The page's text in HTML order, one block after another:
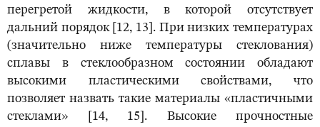
перегретой жидкости, в которой отсутствует
дальний порядок [12, 13]. При низких температурах
(значительно ниже температуры стеклования)
сплавы в стеклообразном состоянии обладают
высокими пластическими свойствами, что
позволяет назвать такие материалы «пластичными
стеклами» [14, 15]. Высокие прочностные